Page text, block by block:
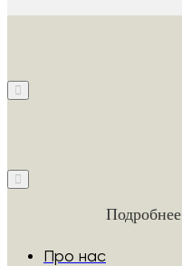
Подробнее
Про нас